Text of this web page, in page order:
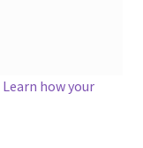
Learn how your